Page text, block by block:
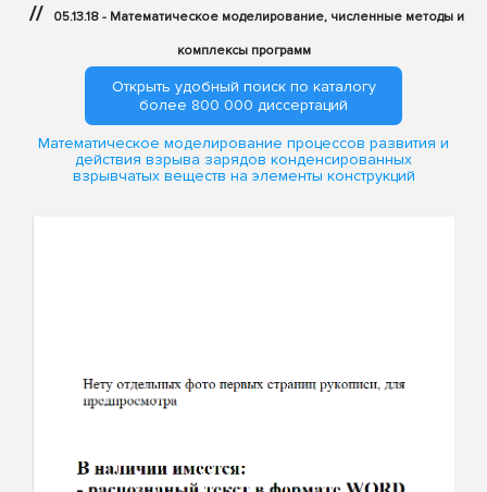
// 05.13.18 - Математическое моделирование, численные методы и
комплексы программ
Открыть удобный поиск по каталогу
более 800 000 диссертаций
Математическое моделирование процессов развития и
действия взрыва зарядов конденсированных
взрывчатых веществ на элементы конструкций